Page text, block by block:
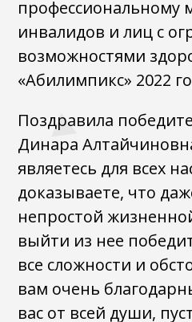
профессиональному
инвалидов и лиц с
возможностями
«Абилимпикс» 2022
Поздравила
Динара
являетесь для всех
доказываете, что
непростой
выйти из нее
все сложности и
вам очень
вас от всей души,